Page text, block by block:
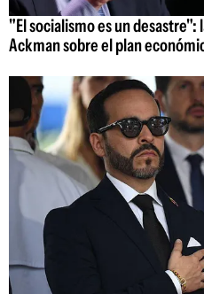
"El socialismo es un
Ackman sobre el plan